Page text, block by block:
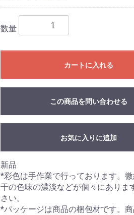
数量
カートに入れる
この商品を問い合わせる
お気に入りに追加
新品
*彩色は手作業で行っております。
干の色味の濃淡などが個々にありま
さい。
*パッケージは商品の梱包材です。